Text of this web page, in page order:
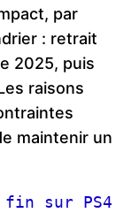
par
: retrait
2025, puis
raisons
maintenir un
fin sur PS4